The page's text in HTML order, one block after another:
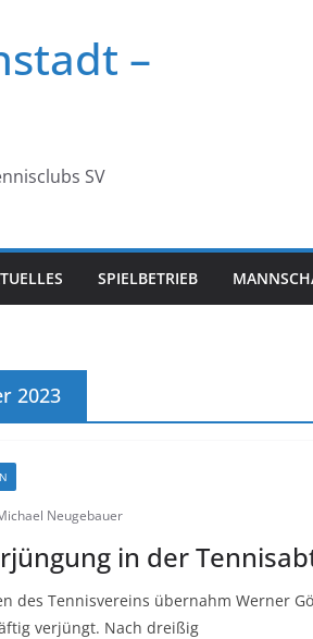
–
SV
SPIELBETRIEB
2023
Neugebauer
in der
des Tennisvereins übernahm Werner
verjüngt. Nach dreißig